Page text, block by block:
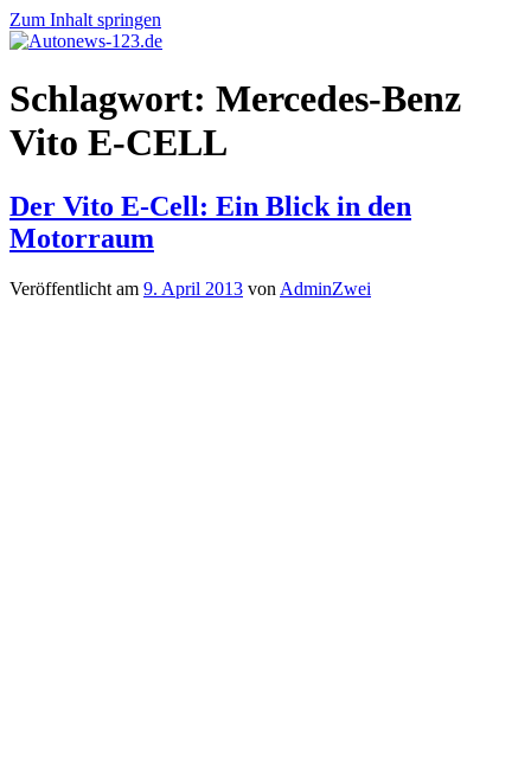
Zum Inhalt springen
Autonews-
123.de
Autonews
mit
Charme
Schlagwort: Mercedes-Benz
Vito E-CELL
Der Vito E-Cell: Ein Blick in den
Motorraum
Veröffentlicht am 9. April 2013 von AdminZwei